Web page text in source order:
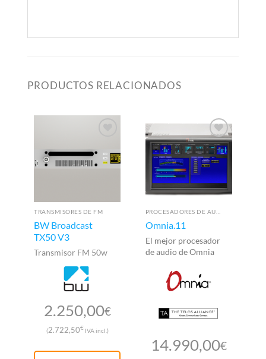
PRODUCTOS RELACIONADOS
TRANSMISORES DE FM
BW Broadcast
TX50 V3
Transmisor FM 50w
2.250,00€
(2.722,50€IVA incl.)
Omnia.11
El mejor procesador
de audio de Omnia
14.990,00€